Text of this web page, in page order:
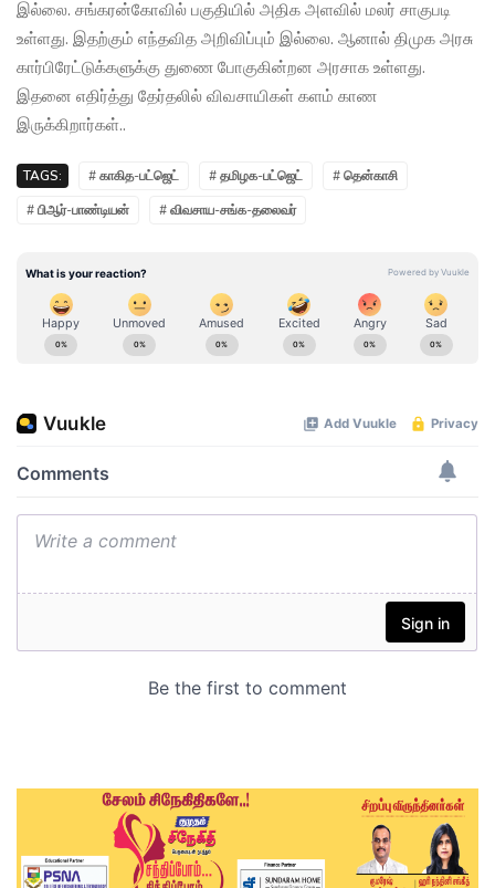
இல்லை. சங்கரன்கோவில் பகுதியில் அதிக அளவில் மலர் சாகுபடி
உள்ளது. இதற்கும் எந்தவித அறிவிப்பும் இல்லை. ஆனால் திமுக அரசு
கார்பிரேட்டுக்களுக்கு துணை போகுகின்றன அரசாக உள்ளது.
இதனை எதிர்த்து தேர்தலில் விவசாயிகள் களம் காண
இருக்கிறார்கள்..
TAGS: # காகித-பட்ஜெட் # தமிழக-பட்ஜெட்
# தென்காசி
# பிஆர்-பாண்டியன்
# விவசாய-சங்க-தலைவர்